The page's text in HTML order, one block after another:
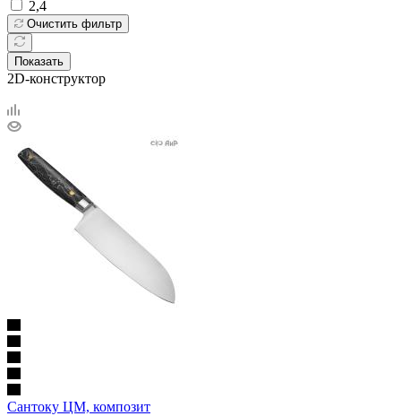
2,4
Очистить фильтр
Показать
2D-конструктор
Сантоку ЦМ, композит